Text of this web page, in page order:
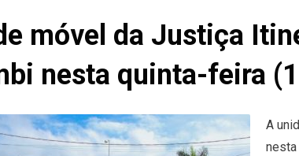
móvel da Justiça
nesta quinta-feira
A